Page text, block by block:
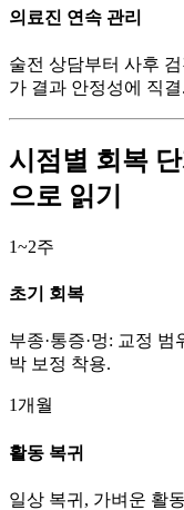
의료진 연속 관리
술전 상담부터 사후
가 결과 안정성에 직결.
시점별 회복
으로 읽기
1~2주
초기 회복
부종·통증·멍: 교정
박 보정 착용.
1개월
활동 복귀
일상 복귀, 가벼운 활